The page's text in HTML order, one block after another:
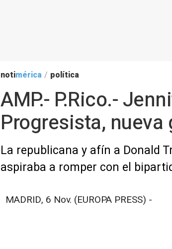
notimérica / política
AMP.- P.Rico.-
Progresista,
La republicana y afín a Donald
aspiraba a romper con el
MADRID, 6 Nov. (EUROPA PRESS) -